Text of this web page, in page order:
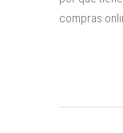
compras